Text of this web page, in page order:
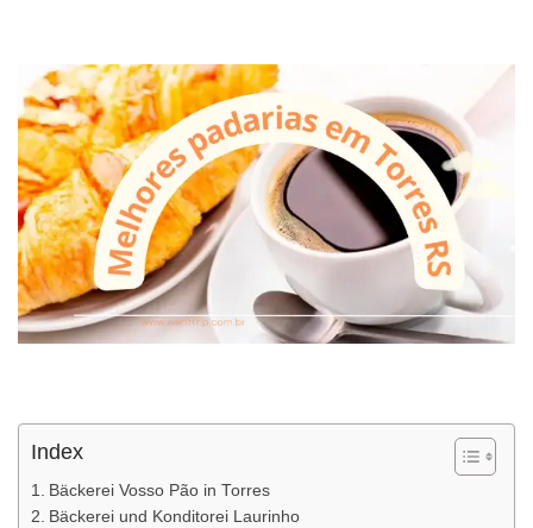
Index
Bäckerei Vosso Pão in Torres
Bäckerei und Konditorei Laurinho